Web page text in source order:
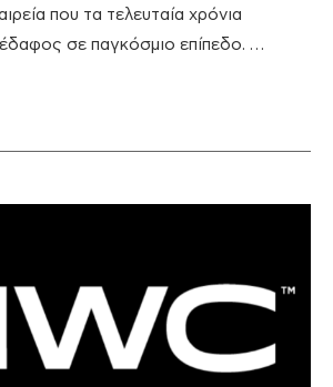
που τα τελευταία χρόνια
έδαφος σε παγκόσμιο επίπεδο. …